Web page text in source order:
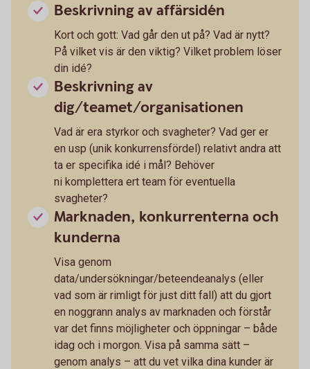
Beskrivning av affärsidén
Kort och gott: Vad går den ut på? Vad är nytt?
På vilket vis är den viktig? Vilket problem löser
din idé?
Beskrivning av
dig/teamet/organisationen
Vad är era styrkor och svagheter? Vad ger er
en usp (unik konkurrensfördel) relativt andra att
ta er specifika idé i mål? Behöver
ni komplettera ert team för eventuella
svagheter?
Marknaden, konkurrenterna och
kunderna
Visa genom
data/undersökningar/beteendeanalys (eller
vad som är rimligt för just ditt fall) att du gjort
en noggrann analys av marknaden och förstår
var det finns möjligheter och öppningar – både
idag och i morgon. Visa på samma sätt –
genom analys – att du vet vilka dina kunder är